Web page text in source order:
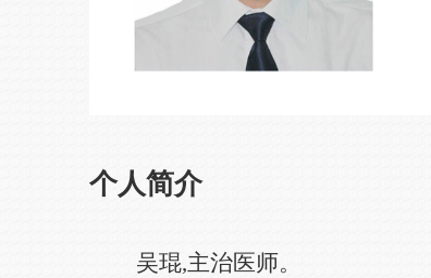
个人简介
吴琨,主治医师。